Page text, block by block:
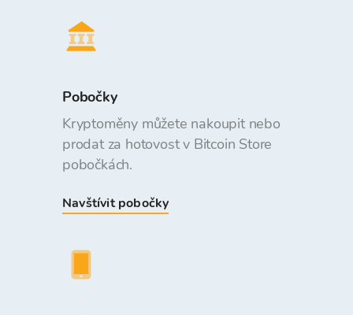
Pobočky
Kryptoměny můžete nakoupit nebo
prodat za hotovost v Bitcoin Store
pobočkách.
Navštívit pobočky